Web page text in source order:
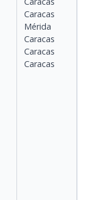
Caracas
Mérida
Caracas
Caracas
Caracas